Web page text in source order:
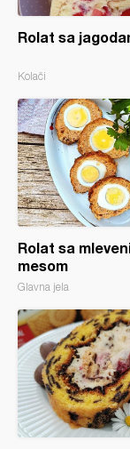
Rolat sa
Kolači
Rolat sa
mesom
Glavna jela